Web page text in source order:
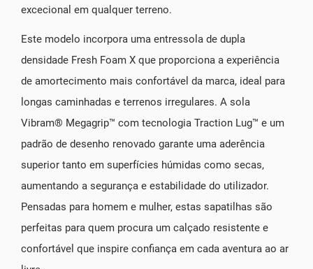
excecional em qualquer terreno.
Este modelo incorpora uma entressola de dupla
densidade Fresh Foam X que proporciona a experiência
de amortecimento mais confortável da marca, ideal para
longas caminhadas e terrenos irregulares. A sola
Vibram® Megagrip™ com tecnologia Traction Lug™ e um
padrão de desenho renovado garante uma aderência
superior tanto em superfícies húmidas como secas,
aumentando a segurança e estabilidade do utilizador.
Pensadas para homem e mulher, estas sapatilhas são
perfeitas para quem procura um calçado resistente e
confortável que inspire confiança em cada aventura ao ar